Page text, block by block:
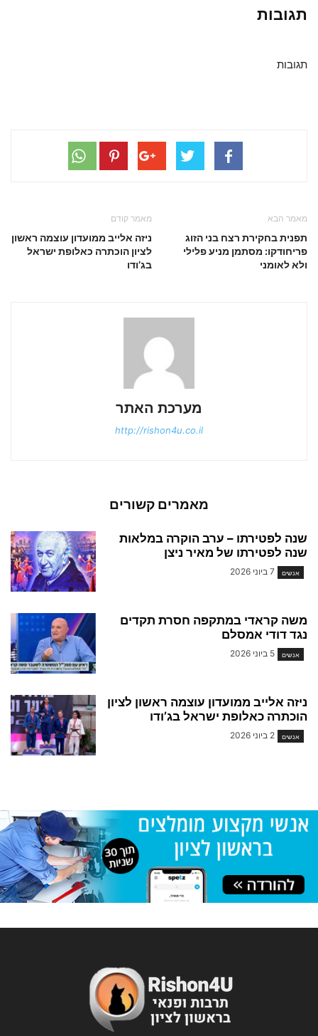
תגובות
תגובות
מאמר קודם
ניזה אלייב ממועדון עוצמה ראשון
לציון הוכתרה כאלופת ישראל
בג’ודו
מאמר הבא
תפנית בחקירת רצח בני הזוג
פריחודקו: מסתמן מניע פלילי
ולא לאומני
מערכת האתר
http://rishon4u.co.il
מאמרים קשורים
שנה לפטירתו – ערב הוקרה במלאות
שנה לפטירתו של מאיר ניצן
אנשים 7 ביוני 2026
משה קראדי במתקפה חסרת תקדים
נגד דודי אמסלם
אנשים 5 ביוני 2026
ניזה אלייב ממועדון עוצמה ראשון לציון
הוכתרה כאלופת ישראל בג’ודו
אנשים 2 ביוני 2026